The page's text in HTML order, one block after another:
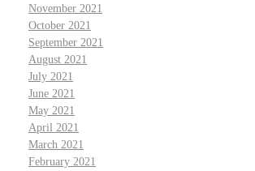
November 2021
October 2021
September 2021
August 2021
July 2021
June 2021
May 2021
April 2021
March 2021
February 2021